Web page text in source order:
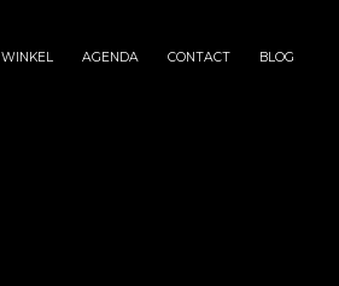
WINKEL AGENDA CONTACT BLOG